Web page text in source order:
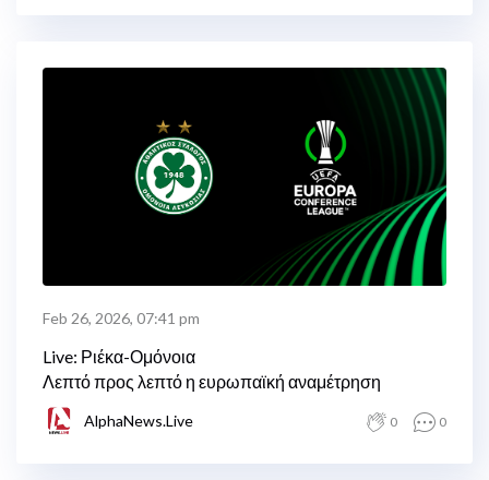
Feb 26, 2026, 07:41 pm
Live: Ριέκα-Ομόνοια
Λεπτό προς λεπτό η ευρωπαϊκή αναμέτρηση
AlphaNews.Live 0 0